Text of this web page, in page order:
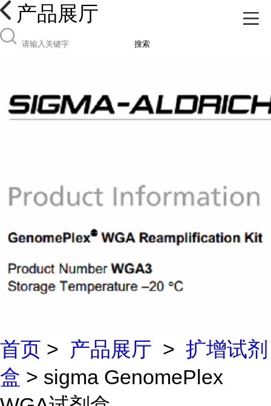
产品展厅
搜索
首页 > 产品展厅 > 扩增试剂
盒 > sigma GenomePlex